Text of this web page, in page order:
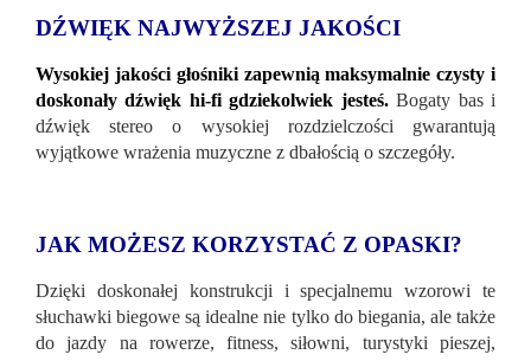
DŹWIĘK NAJWYŻSZEJ JAKOŚCI
Wysokiej jakości głośniki zapewnią maksymalnie czysty i
doskonały dźwięk hi-fi gdziekolwiek jesteś.Bogaty bas i
dźwięk stereo o wysokiej rozdzielczości gwarantują
wyjątkowe wrażenia muzyczne z dbałością o szczegóły.
JAK MOŻESZ KORZYSTAĆ Z OPASKI?
Dzięki doskonałej konstrukcji i specjalnemu wzorowi te
słuchawki biegowe są idealne nie tylko do biegania, ale także
do jazdy na rowerze, fitness, siłowni, turystyki pieszej,